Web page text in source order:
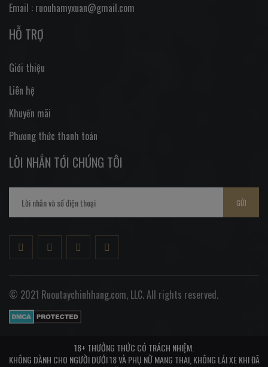
Email : ruouhamyxuan@gmail.com
HỖ TRỢ
Giới thiệu
Liên hệ
Khuyến mãi
Phương thức thanh toán
LỜI NHẮN TỚI CHÚNG TÔI
GỬI
© 2021 Ruoutaychinhhang.com, LLC. All rights reserved.
18+ THƯỞNG THỨC CÓ TRÁCH NHIỆM.
KHÔNG DÀNH CHO NGƯỜI DƯỚI 18 VÀ PHỤ NỮ MANG THAI, KHÔNG LÁI XE KHI ĐÃ